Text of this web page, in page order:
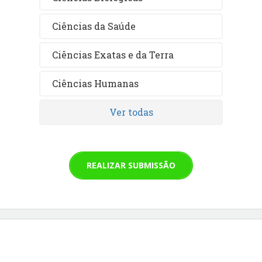
Ciências da Saúde
Ciências Exatas e da Terra
Ciências Humanas
Ver todas
REALIZAR SUBMISSÃO